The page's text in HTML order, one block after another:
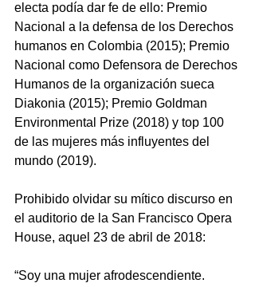
electa podía dar fe de ello: Premio
Nacional a la defensa de los Derechos
humanos en Colombia (2015); Premio
Nacional como Defensora de Derechos
Humanos de la organización sueca
Diakonia (2015); Premio Goldman
Environmental Prize (2018) y top 100
de las mujeres más influyentes del
mundo (2019).
Prohibido olvidar su mítico discurso en
el auditorio de la San Francisco Opera
House, aquel 23 de abril de 2018:
“Soy una mujer afrodescendiente.